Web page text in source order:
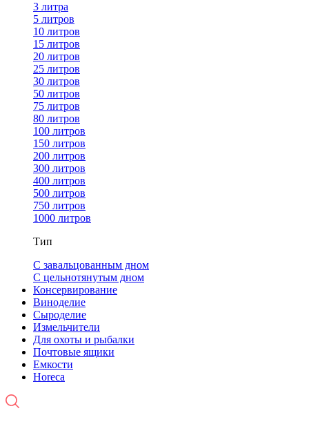
3 литра
5 литров
10 литров
15 литров
20 литров
25 литров
30 литров
50 литров
75 литров
80 литров
100 литров
150 литров
200 литров
300 литров
400 литров
500 литров
750 литров
1000 литров
Тип
С завальцованным дном
С цельнотянутым дном
Консервирование
Виноделие
Сыроделие
Измельчители
Для охоты и рыбалки
Почтовые ящики
Емкости
Horeca